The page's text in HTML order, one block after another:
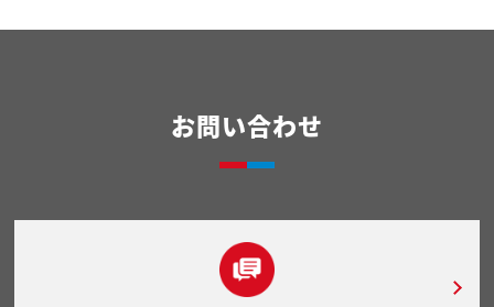
お問い合わせ